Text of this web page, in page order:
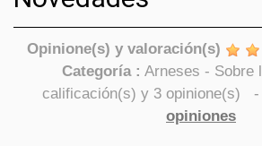
Opinione(s) y valoración(s)
Categoría : Arneses - Sobre
calificación(s) y 3opinione(s) -
opiniones